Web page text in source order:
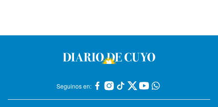
Seguinos en: